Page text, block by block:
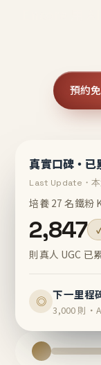
預約
真實口碑・已
Last Update・本
培養 27 名鐵粉
2,847
則真人 UGC 已
◎ 下一里程
3,000 則・